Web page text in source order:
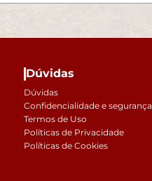
Dúvidas
Dúvidas
Confidencialidade e segurança
Termos de Uso
Políticas de Privacidade
Políticas de Cookies